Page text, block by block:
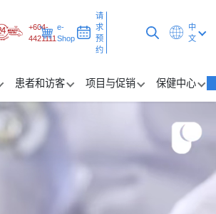
+604-
4421111
e-
Shop
请
求
预
约
中
文
患者和访客 项目与促销 保健中心